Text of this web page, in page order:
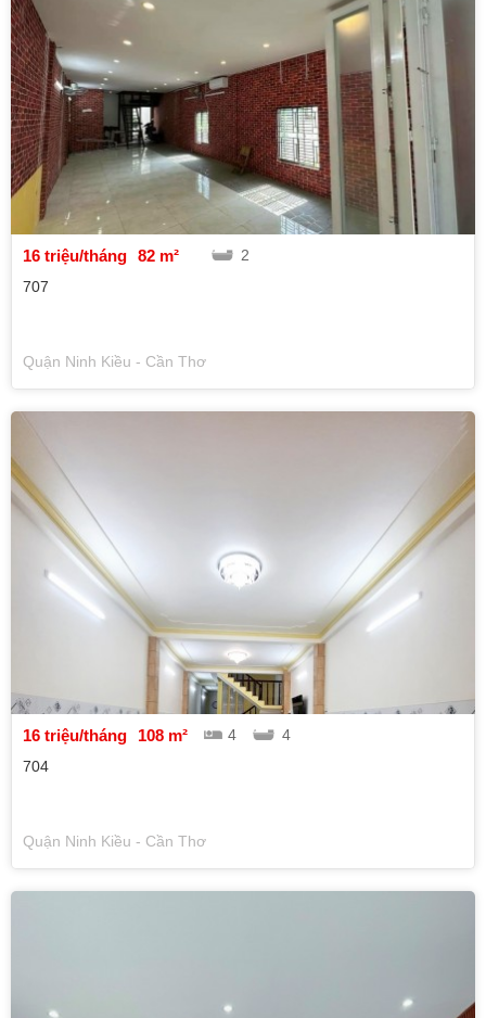
16 triệu/tháng 82 m²
2
707
Quận Ninh Kiều - Cần Thơ
16 triệu/tháng 108 m² 4
4
704
Quận Ninh Kiều - Cần Thơ